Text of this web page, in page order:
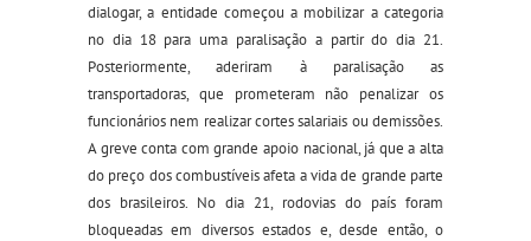
dialogar, a entidade começou a mobilizar a categoria
no dia 18 para uma paralisação a partir do dia 21.
Posteriormente, aderiram à paralisação as
transportadoras, que prometeram não penalizar os
funcionários nem realizar cortes salariais ou demissões.
A greve conta com grande apoio nacional, já que a alta
do preço dos combustíveis afeta a vida de grande parte
dos brasileiros. No dia 21, rodovias do país foram
bloqueadas em diversos estados e, desde então, o